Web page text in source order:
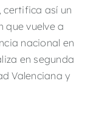
certifica así un
que vuelve a
nacional en
en segunda
Valenciana y